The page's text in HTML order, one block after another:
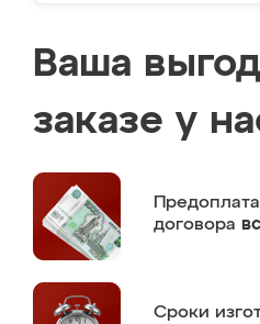
Ваша
заказе у
Предоплата
договора
Сроки